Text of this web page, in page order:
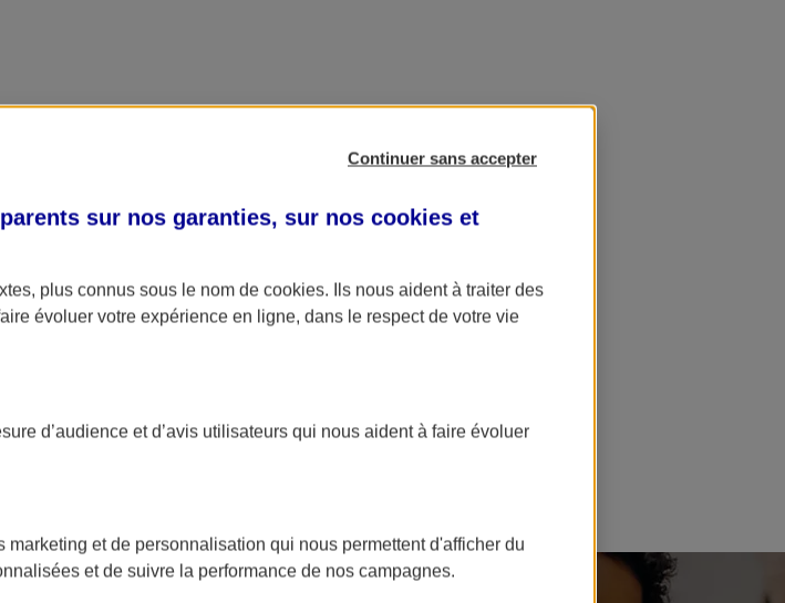
Continuer sans accepter
sur nos garanties, sur nos cookies et
plus connus sous le nom de cookies. Ils nous aident à traiter des
évoluer votre expérience en ligne, dans le respect de votre vie
d’audience et d’avis utilisateurs qui nous aident à faire évoluer
marketing et de personnalisation qui nous permettent d'afficher du
et de suivre la performance de nos campagnes.